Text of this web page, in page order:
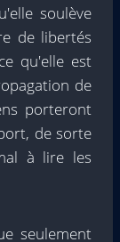
soulève
de libertés
qu'elle est
de
porteront
de sorte
à lire les
seulement